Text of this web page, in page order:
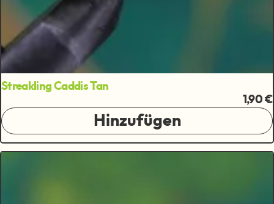
Streakling Caddis Tan
1,90 €
Hinzufügen